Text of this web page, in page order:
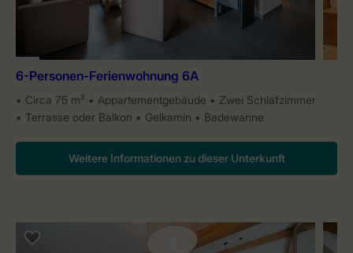
6-Personen-Ferienwohnung 6A
Circa 75 m² Appartementgebäude
Zwei Schlafzimmer
Terrasse oder Balkon
Gelkamin Badewanne
Weitere Informationen zu dieser Unterkunft